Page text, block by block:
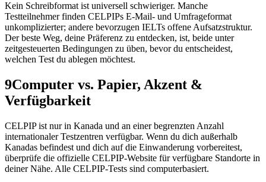
Kein Schreibformat ist universell schwieriger. Manche
Testteilnehmer finden CELPIPs E-Mail- und Umfrageformat
unkomplizierter; andere bevorzugen IELTs offene Aufsatzstruktur.
Der beste Weg, deine Präferenz zu entdecken, ist, beide unter
zeitgesteuerten Bedingungen zu üben, bevor du entscheidest,
welchen Test du ablegen möchtest.
9Computer vs. Papier, Akzent &
Verfügbarkeit
CELPIP ist nur in Kanada und an einer begrenzten Anzahl
internationaler Testzentren verfügbar. Wenn du dich außerhalb
Kanadas befindest und dich auf die Einwanderung vorbereitest,
überprüfe die offizielle CELPIP-Website für verfügbare Standorte in
deiner Nähe. Alle CELPIP-Tests sind computerbasiert.